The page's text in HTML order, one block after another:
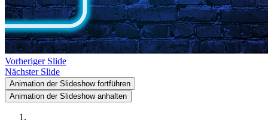
Vorheriger Slide
Nächster Slide
Animation der Slideshow fortführen
Animation der Slideshow anhalten